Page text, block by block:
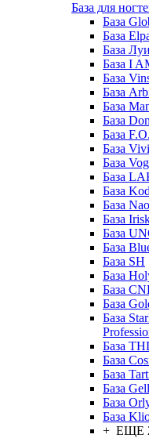
База для
База
База
База
База I
База
База
База
База
База
База
База
База
База
База
База
База
База
База SH
База
База
База
База
База
База
База
База
База
База
+ ЕЩЕ